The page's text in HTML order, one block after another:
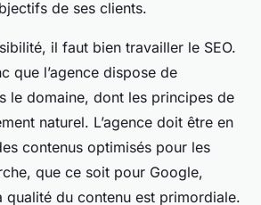
de ses clients.
il faut bien travailler le SEO.
que l’agence dispose de
le domaine, dont les principes de
naturel. L’agence doit être en
contenus optimisés pour les
que ce soit pour Google,
qualité du contenu est primordiale.